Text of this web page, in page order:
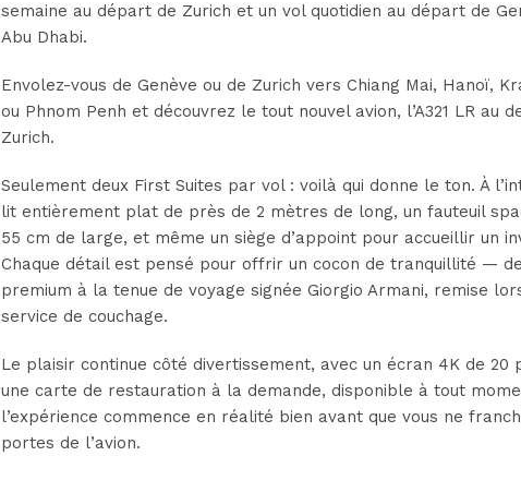
semaine au départ de Zurich et un vol quotidien au départ de
Abu Dhabi.
Envolez-vous de Genève ou de Zurich vers Chiang Mai, Hanoï,
ou Phnom Penh et découvrez le tout nouvel avion, l’A321 LR au
Zurich.
Seulement deux First Suites par vol : voilà qui donne le ton. À
lit entièrement plat de près de 2 mètres de long, un fauteuil
55 cm de large, et même un siège d’appoint pour accueillir un
Chaque détail est pensé pour offrir un cocon de tranquillité —
premium à la tenue de voyage signée Giorgio Armani, remise
service de couchage.
Le plaisir continue côté divertissement, avec un écran 4K de 20
une carte de restauration à la demande, disponible à tout
l’expérience commence en réalité bien avant que vous ne
portes de l’avion.